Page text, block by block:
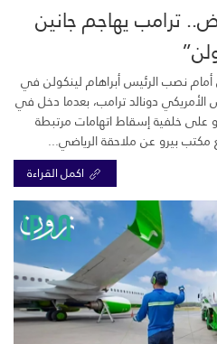
ترامب يهاجم جانين
نصب الرئيس أبراهام لينكولن في
الأمريكي دونالد ترامب، بعدما دخل في
على خلفية إسقاط اتهامات مرتبطة
مكتب بيرو عن ملاحقة الرياضي...
اكمل القراءة